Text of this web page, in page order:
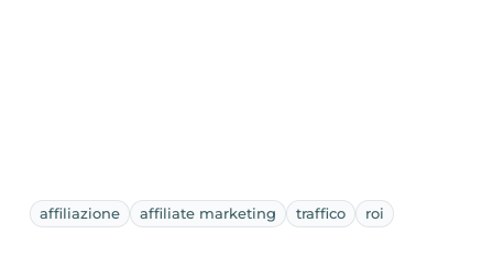
affiliazione affiliate marketing traffico roi